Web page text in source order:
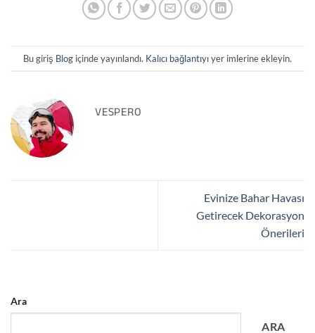
Bu giriş Blog içinde yayınlandı. Kalıcı bağlantıyıyer imlerine ekleyin.
VESPERO
Evinize Bahar Havası
Getirecek Dekorasyon
Önerileri
Ara
ARA